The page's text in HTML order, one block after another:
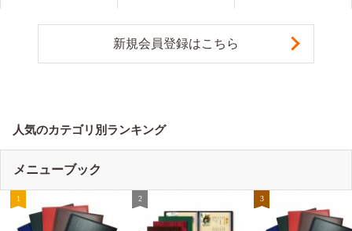
新規会員登録はこちら
人気のカテゴリ別ランキング
メニューブック